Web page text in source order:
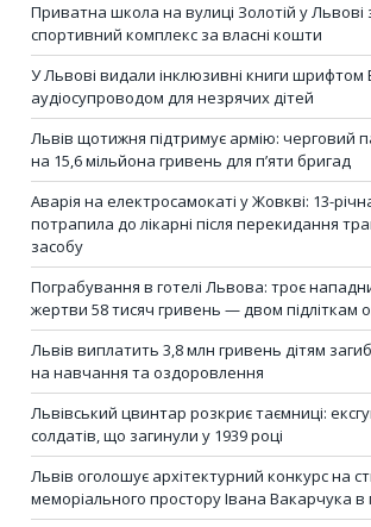
Приватна школа на вулиці Золотій у Львові
спортивний комплекс за власні кошти
У Львові видали інклюзивні книги шрифтом
аудіосупроводом для незрячих дітей
Львів щотижня підтримує армію: черговий
на 15,6 мільйона гривень для п’яти бригад
Аварія на електросамокаті у Жовкві: 13-
потрапила до лікарні після перекидання
засобу
Пограбування в готелі Львова: троє
жертви 58 тисяч гривень — двом підліткам
Львів виплатить 3,8 млн гривень дітям
на навчання та оздоровлення
Львівський цвинтар розкриє таємниці:
солдатів, що загинули у 1939 році
Львів оголошує архітектурний конкурс на
меморіального простору Івана Вакарчука